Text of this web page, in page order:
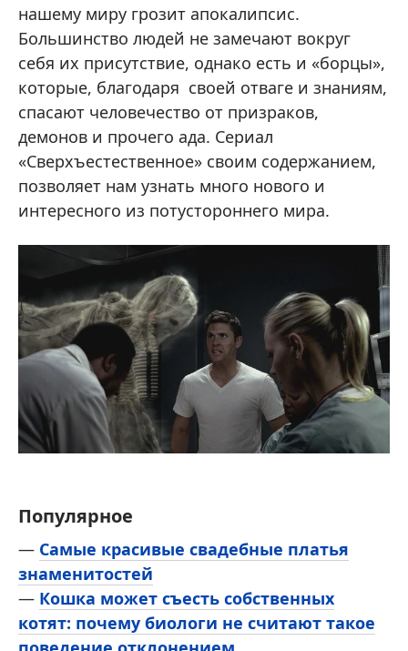
нашему миру грозит апокалипсис.
Большинство людей не замечают вокруг
себя их присутствие, однако есть и «борцы»,
которые, благодаря своей отваге и знаниям,
спасают человечество от призраков,
демонов и прочего ада. Сериал
«Сверхъестественное» своим содержанием,
позволяет нам узнать много нового и
интересного из потустороннего мира.
Популярное
— Самые красивые свадебные платья
знаменитостей
— Кошка может съесть собственных
котят: почему биологи не считают такое